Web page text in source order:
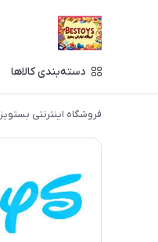
دسته‌بندی کالاها
فروشگاه اینترنتی بستویز